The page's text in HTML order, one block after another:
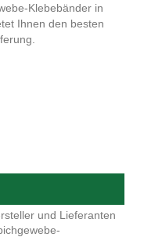
Klebebänder in
Ihnen den besten
und Lieferanten